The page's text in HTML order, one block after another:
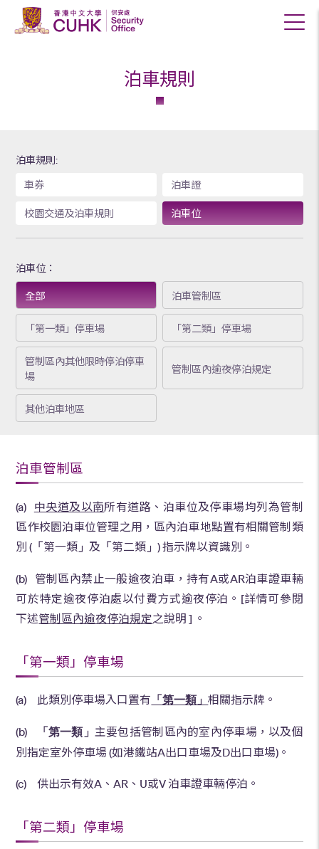
泊車規則
泊車規則:
車券
泊車證
校園交通及泊車規則 泊車位
泊車位：
全部 泊車管制區
「第一類」停車場 「第二類」停車場
管制區內其他限時停泊停車
場
管制區內逾夜停泊規定
其他泊車地區
泊車管制區
(a) 中央道及以南所有道路、泊車位及停車場均列為管制
區作校園泊車位管理之用，區內泊車地點置有相關管制類
別 ( 「第一類 」及 「第二類 」) 指示牌以資識別。
(b) 管制區內禁止一般逾夜泊車，持有A或AR泊車證車輛
可於特定逾夜停泊處以付費方式逾夜停泊。[詳情可參閱
下述管制區內逾夜停泊規定之說明 ] 。
「第一類」停車場
(a) 此類別停車場入口置有 「第一類」相關指示牌。
(b) 「第一類」 主要包括管制區內的室內停車場，以及個
別指定室外停車場 (如港鐵站A出口車場及D出口車場)。
(c) 供出示有效A、AR、U或V 泊車證車輛停泊。
「第二類」停車場